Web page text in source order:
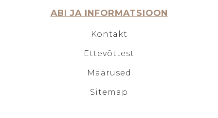
ABI JA INFORMATSIOON
Kontakt
Ettevõttest
Määrused
Sitemap